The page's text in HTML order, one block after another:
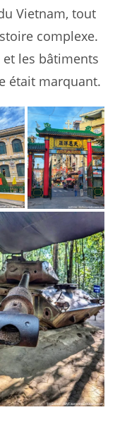
Vietnam, tout
complexe.
les bâtiments
était marquant.